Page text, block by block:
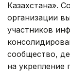
Казахстана».
организации
участников
сообщество,
на укрепление